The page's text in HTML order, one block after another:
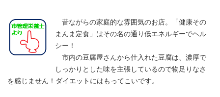
昔ながらの家庭的な雰囲気のお店。「健康その
まんま定食」はその名の通り低エネルギーでヘル
シー！
市内の豆腐屋さんから仕入れた豆腐は、濃厚で
しっかりとした味を主張しているので物足りなさ
を感じません！ダイエットにはもってこいです。